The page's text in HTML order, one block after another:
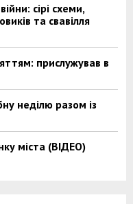
сірі схеми,
та свавілля
прислужував в
неділю разом із
міста (ВІДЕО)